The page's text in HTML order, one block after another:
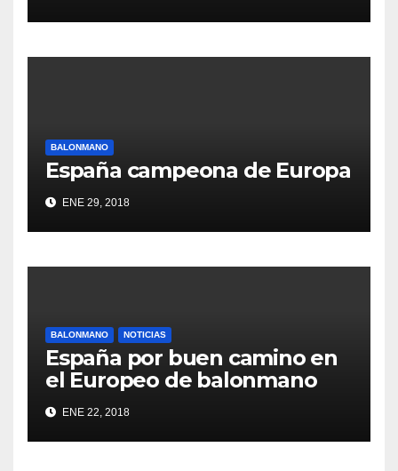
BALONMANO
España campeona de Europa
ENE 29, 2018
BALONMANO NOTICIAS
España por buen camino en
el Europeo de balonmano
ENE 22, 2018